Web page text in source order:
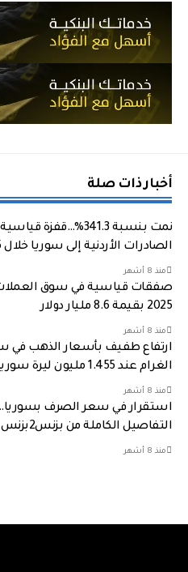
أخبار ذات صلة
نمت بنسبة 341.3%…قفزة
الصادرات الأردنية إلى سوريا خلال 2025
منذ 8 أشهر
صفقات قياسية في سوق العملات
2025 بقيمة 8.6 مليار دولار
منذ 8 أشهر
ارتفاع طفيف بأسعار الذهب في
الغرام عند 1.455 مليون ليرة سورية
منذ 8 أشهر
استقرار في سعر الصرف
التفاصيل الكاملة من بزنس2بزنس
منذ 8 أشهر